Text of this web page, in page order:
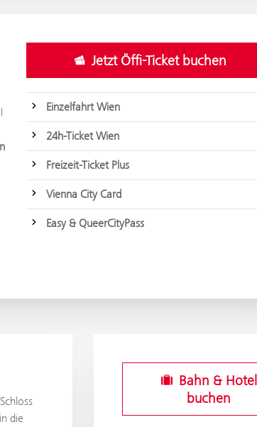
Jetzt Öffi-Ticket buchen
Einzelfahrt Wien
24h-Ticket Wien
Freizeit-Ticket Plus
Vienna City Card
Easy & QueerCityPass
in die
Bahn & Hotel
buchen